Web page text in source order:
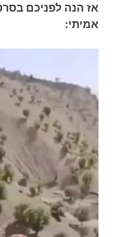
אז הנה לפניכם
אמיתי: